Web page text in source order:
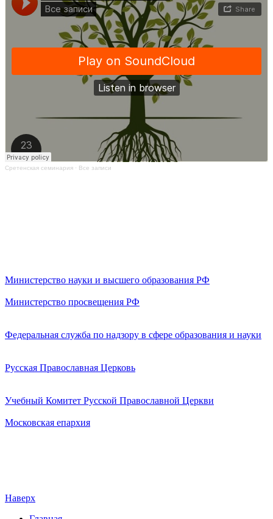
Сретенская семинария · Все записи
Министерство науки и высшего образования РФ
Министерство просвещения РФ
Федеральная служба по надзору в сфере образования и науки
Русская Православная Церковь
Учебный Комитет Русской Православной Церкви
Московская епархия
Наверх